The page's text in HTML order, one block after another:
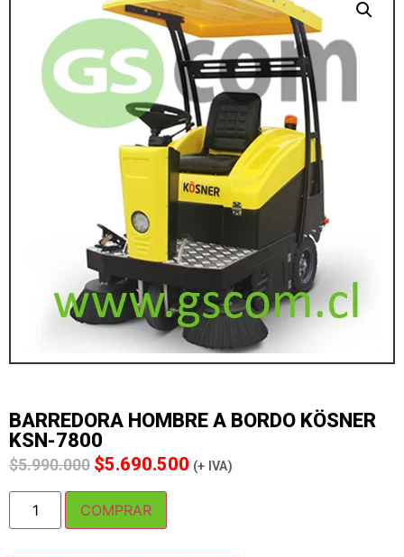
BARREDORA HOMBRE A BORDO KÖSNER
KSN-7800
$5.990.000 $5.690.500 (+ IVA)
COMPRAR